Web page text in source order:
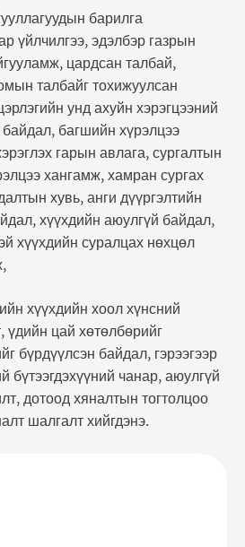
барилга
үйлчилгээ, эдэлбэр газрын
цардсан талбай,
талбайг тохижуулсан
унд ахуйн хэрэгцээний
багшийн хүрэлцээ
гарын авлага, сургалтын
хангамж, хамран сургах
хувь, анги дүүргэлтийн
хүүхдийн аюулгүй байдал,
хүүхдийн суралцах нөхцөл
хүүхдийн хоол хүнсний
үдийн цай хөтөлбөрийг
бүрдүүлсэн байдал, гэрээгээр
бүтээгдэхүүний чанар, аюулгүй
дотоод хяналтын тогтолцоо
шалгалт хийгдэнэ.